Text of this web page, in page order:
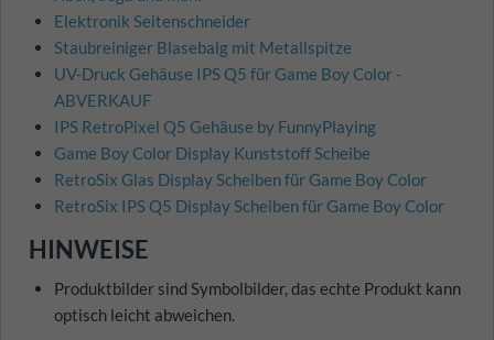
Elektronik Seitenschneider
Staubreiniger Blasebalg mit Metallspitze
UV-Druck Gehäuse IPS Q5 für Game Boy Color -
ABVERKAUF
IPS RetroPixel Q5 Gehäuse by FunnyPlaying
Game Boy Color Display Kunststoff Scheibe
RetroSix Glas Display Scheiben für Game Boy Color
RetroSix IPS Q5 Display Scheiben für Game Boy Color
HINWEISE
Produktbilder sind Symbolbilder, das echte Produkt kann
optisch leicht abweichen.